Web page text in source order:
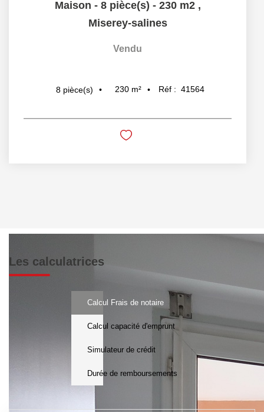
Maison - 8 pièce(s) - 230 m2 ,
Miserey-salines
Vendu
8 pièce(s) 230 m² Réf : 41564
Les calculatrices
Calcul Frais de notaire
Calcul capacité d'emprunt
Simulateur de crédit
Durée de remboursements